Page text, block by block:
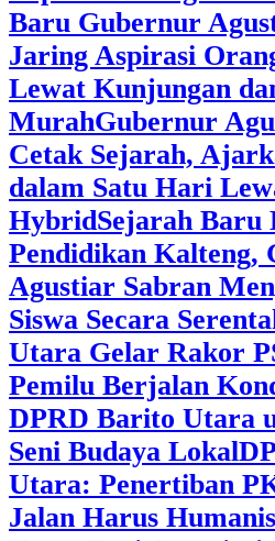
Baru Gubernur
Jaring Aspirasi
Lewat Kunjungan
MurahGubernur
Cetak Sejarah,
dalam Satu Hari
HybridSejarah Baru
Pendidikan Kalteng,
Agustiar Sabran
Siswa Secara
Utara Gelar Rakor
Pemilu Berjalan
DPRD Barito Utara
Seni Budaya Lokal
Utara: Penertiban
Jalan Harus Humanis